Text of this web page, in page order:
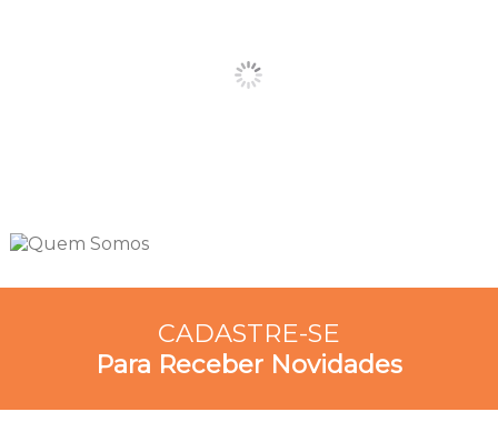
CADASTRE-SE
Para Receber Novidades